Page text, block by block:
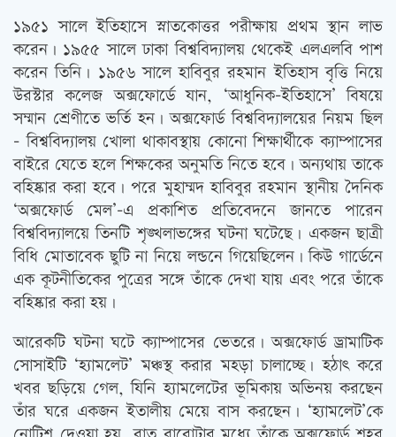
১৯৫১ সালে ইতিহাসে স্নাতকোত্তর পরীক্ষায় প্রথম স্থান লাভ
করেন। ১৯৫৫ সালে ঢাকা বিশ্ববিদ্যালয় থেকেই এলএলবি পাশ
করেন তিনি। ১৯৫৬ সালে হাবিবুর রহমান ইতিহাস বৃত্তি নিয়ে
উরস্টার কলেজ অক্সফোর্ডে যান, ‘আধুনিক-ইতিহাসে’ বিষয়ে
সম্মান শ্রেণীতে ভর্তি হন। অক্সফোর্ড বিশ্ববিদ্যালয়ের নিয়ম ছিল
– বিশ্ববিদ্যালয় খোলা থাকাবস্থায় কোনো শিক্ষার্থীকে ক্যাম্পাসের
বাইরে যেতে হলে শিক্ষকের অনুমতি নিতে হবে। অন্যথায় তাকে
বহিষ্কার করা হবে। পরে মুহাম্মদ হাবিবুর রহমান স্থানীয় দৈনিক
‘অক্সফোর্ড মেল’-এ প্রকাশিত প্রতিবেদনে জানতে পারেন
বিশ্ববিদ্যালয়ে তিনটি শৃঙ্খলাভঙ্গের ঘটনা ঘটেছে। একজন ছাত্রী
বিধি মোতাবেক ছুটি না নিয়ে লন্ডনে গিয়েছিলেন। কিউ গার্ডেনে
এক কূটনীতিকের পুত্রের সঙ্গে তাঁকে দেখা যায় এবং পরে তাঁকে
বহিষ্কার করা হয়।
আরেকটি ঘটনা ঘটে ক্যাম্পাসের ভেতরে। অক্সফোর্ড ড্রামাটিক
সোসাইটি ‘হ্যামলেট’ মঞ্চস্থ করার মহড়া চালাচ্ছে। হঠাত্‍ করে
খবর ছড়িয়ে গেল, যিনি হ্যামলেটের ভূমিকায় অভিনয় করছেন
তাঁর ঘরে একজন ইতালীয় মেয়ে বাস করছেন। ‘হ্যামলেট’কে